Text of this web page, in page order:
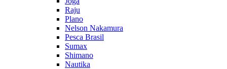
Raju
Plano
Nelson Nakamura
Pesca Brasil
Sumax
Shimano
Nautika